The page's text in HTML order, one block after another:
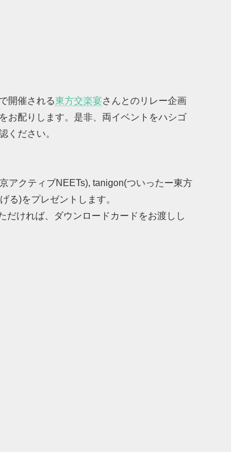
開催される東方交楽宴さんとのリレー企画
お配りします。是非、両イベントをハシゴ
ください。
アクティブNEETs), tanigon(ついったー東方
る)をプレゼントします。
だければ、ダウンロードカードをお渡しし